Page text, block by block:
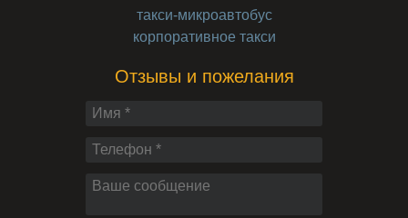
такси-микроавтобус
корпоративное такси
Отзывы и пожелания